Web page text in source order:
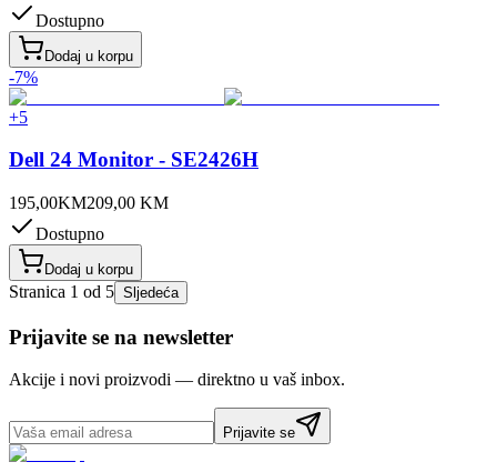
Dostupno
Dodaj u korpu
-7%
+5
Dell 24 Monitor - SE2426H
195,00KM209,00 KM
Dostupno
Dodaj u korpu
Stranica 1 od 5 Sljedeća
Prijavite se na newsletter
Akcije i novi proizvodi — direktno u vaš inbox.
Prijavite se